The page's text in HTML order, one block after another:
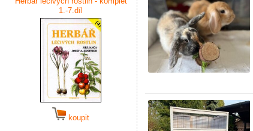
1.-7.díl
koupit